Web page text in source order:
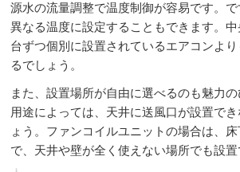
源水の流量調整で温度制御が容易です。
異なる温度に設定することもできます。
台ずつ個別に設置されているエアコンよ
るでしょう。
また、設置場所が自由に選べるのも魅力
用途によっては、天井に送風口が設置で
ょう。ファンコイルユニットの場合は、
で、天井や壁が全く使えない場所でも設置